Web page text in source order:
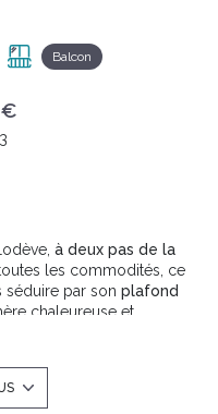
Balcon
€
à deux pas de la
les commodités, ce
séduire par son plafond
chaleureuse et
nuit ou bureau. Un bien à
goûts.